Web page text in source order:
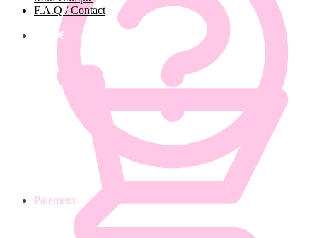
Paiement
F.A.Q / Contact
€